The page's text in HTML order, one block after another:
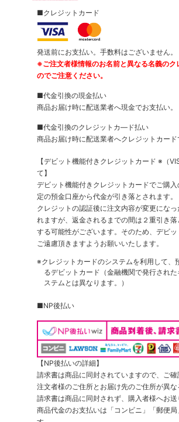
■クレジットカード
発送前にお支払い。手数料はございません。
※ご注文者様情報のお名前と異なる名義の
のでご注意ください。
■代金引換の現金払い
商品お届け時に配送業者へ現金でお支払い。
■代金引換のクレジットカ―ド払い
商品お届け時に配送業者へクレジットカード
【デビット機能付きクレジットカード ※（
て】
デビット機能付きクレジットカードでご購
定の預金口座から代金が引き落とされます。
クレジットの認証後に注文内容が変更にな
れますが、返金されるまでの間は２重引き
する可能性がございます。そのため、デビ
ご遠慮頂きますようお願いいたします。
※クレジットカードのシステムを利用して、
るデビットカード（金融機関で発行され
ステムとは異なります。）
■NP後払い
【NP後払いの詳細】
請求書は商品に同封されていますので、ご確
注文者様のご住所とお届け先のご住所が異な
請求書は商品に同封されず、購入者様へお送
商品代金のお支払いは「コンビニ」「郵便